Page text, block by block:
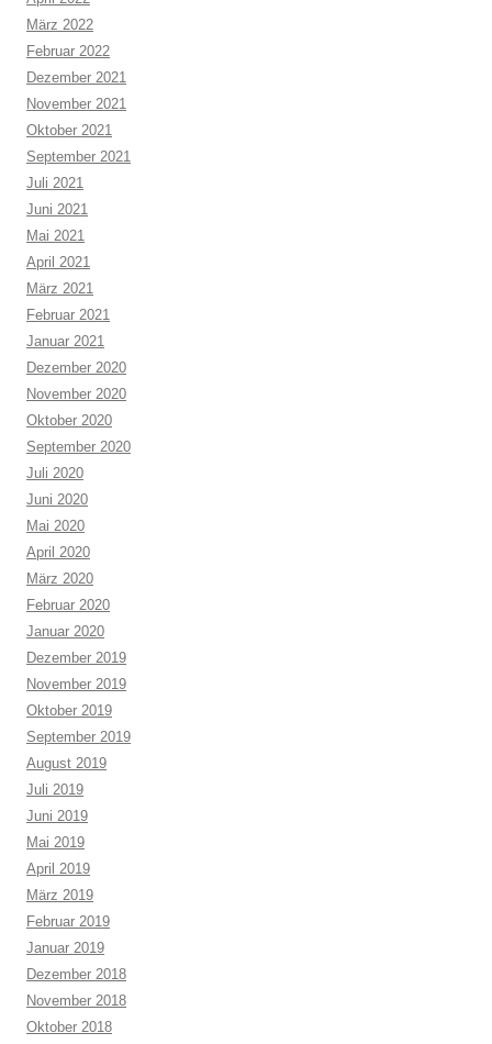
März 2022
Februar 2022
Dezember 2021
November 2021
Oktober 2021
September 2021
Juli 2021
Juni 2021
Mai 2021
April 2021
März 2021
Februar 2021
Januar 2021
Dezember 2020
November 2020
Oktober 2020
September 2020
Juli 2020
Juni 2020
Mai 2020
April 2020
März 2020
Februar 2020
Januar 2020
Dezember 2019
November 2019
Oktober 2019
September 2019
August 2019
Juli 2019
Juni 2019
Mai 2019
April 2019
März 2019
Februar 2019
Januar 2019
Dezember 2018
November 2018
Oktober 2018